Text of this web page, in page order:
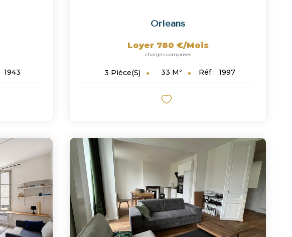
1943
Orleans
Loyer 780 €/mois
charges comprises
3 Pièce(s) 33 M² Réf : 1997